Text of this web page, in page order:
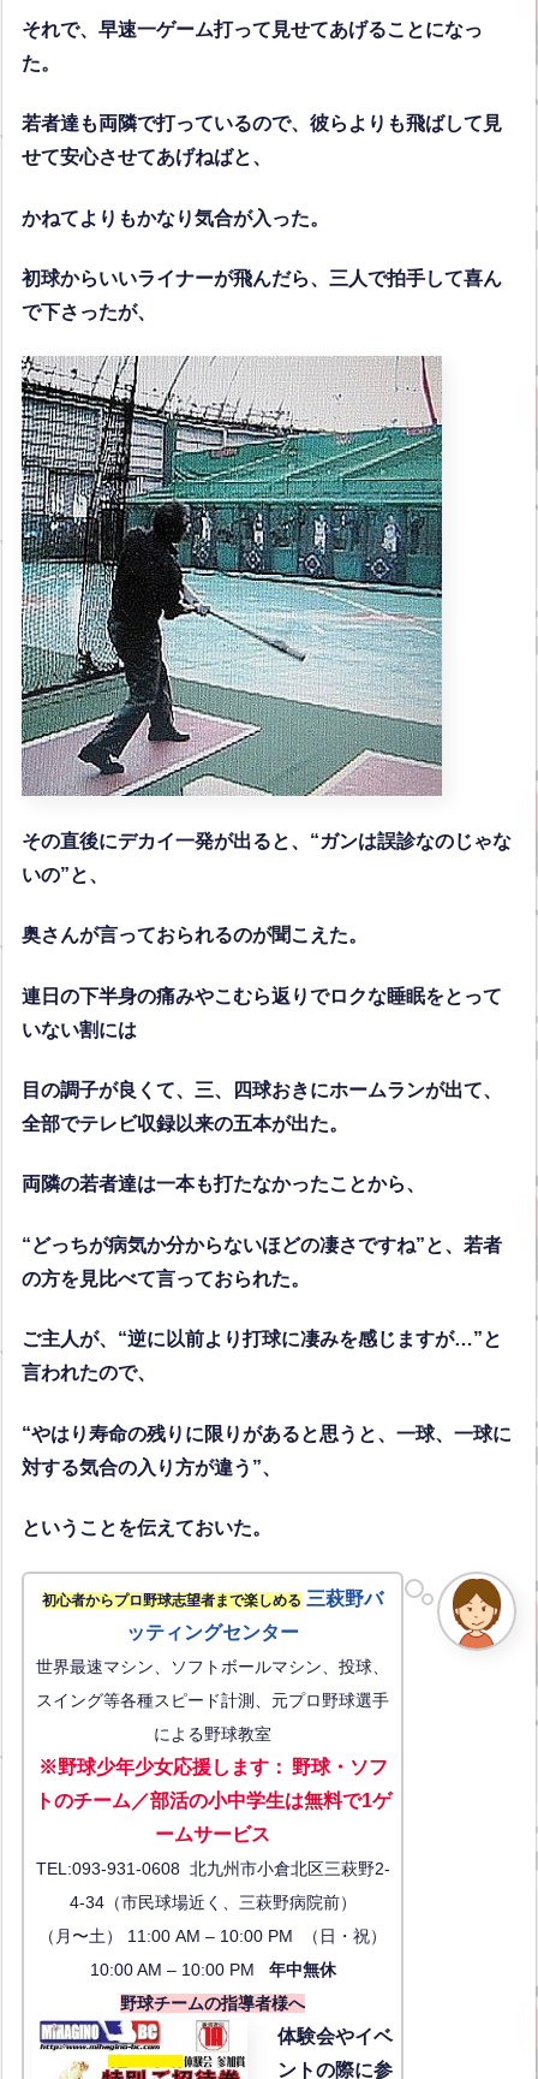
それで、早速一ゲーム打って見せてあげることになっ
た。
若者達も両隣で打っているので、彼らよりも飛ばして見
せて安心させてあげねばと、
かねてよりもかなり気合が入った。
初球からいいライナーが飛んだら、三人で拍手して喜ん
で下さったが、
その直後にデカイ一発が出ると、“ガンは誤診なのじゃな
いの”と、
奥さんが言っておられるのが聞こえた。
連日の下半身の痛みやこむら返りでロクな睡眠をとって
いない割には
目の調子が良くて、三、四球おきにホームランが出て、
全部でテレビ収録以来の五本が出た。
両隣の若者達は一本も打たなかったことから、
“どっちが病気か分からないほどの凄さですね”と、若者
の方を見比べて言っておられた。
ご主人が、“逆に以前より打球に凄みを感じますが…”と
言われたので、
“やはり寿命の残りに限りがあると思うと、一球、一球に
対する気合の入り方が違う”、
ということを伝えておいた。
初心者からプロ野球志望者まで楽しめる 三萩野バ
ッティングセンター
世界最速マシン、ソフトボールマシン、投球、
スイング等各種スピード計測、元プロ野球選手
による野球教室
※野球少年少女応援します： 野球・ソフ
トのチーム／部活の小中学生は無料で1ゲ
ームサービス
TEL:093-931-0608 北九州市小倉北区三萩野2-
4-34（市民球場近く、三萩野病院前）
（月〜土） 11:00 AM – 10:00 PM （日・祝）
10:00 AM – 10:00 PM 年中無休
野球チームの指導者様へ
体験会やイベ
ントの際に参